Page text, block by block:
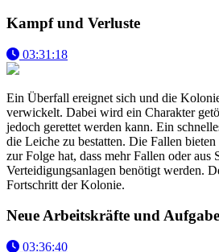
Kampf und Verluste
03:31:18
Ein Überfall ereignet sich und die
verwickelt. Dabei wird ein Charakter
jedoch gerettet werden kann. Ein
die Leiche zu bestatten. Die Fallen
zur Folge hat, dass mehr Fallen oder aus
Verteidigungsanlagen benötigt werden.
Fortschritt der Kolonie.
Neue Arbeitskräfte und
03:36:40